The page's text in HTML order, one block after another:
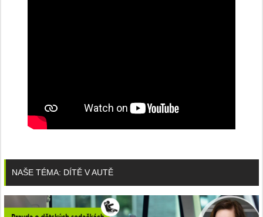
NAŠE TÉMA: DÍTĚ V AUTĚ